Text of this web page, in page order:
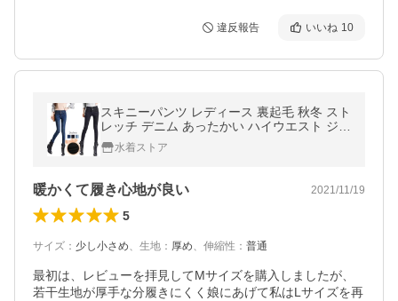
違反報告 いいね 10
スキニーパンツ レディース 裏起毛 秋冬 スト
レッチ デニム あったかい ハイウエスト ジー
ンズ 細身
水着ストア
暖かくて履き心地が良い 2021/11/19
5
サイズ ： 少し小さめ、 生地 ： 厚め、 伸縮性 ： 普通
最初は、レビューを拝見してMサイズを購入しましたが、
若干生地が厚手な分履きにくく娘にあげて私はLサイズを再